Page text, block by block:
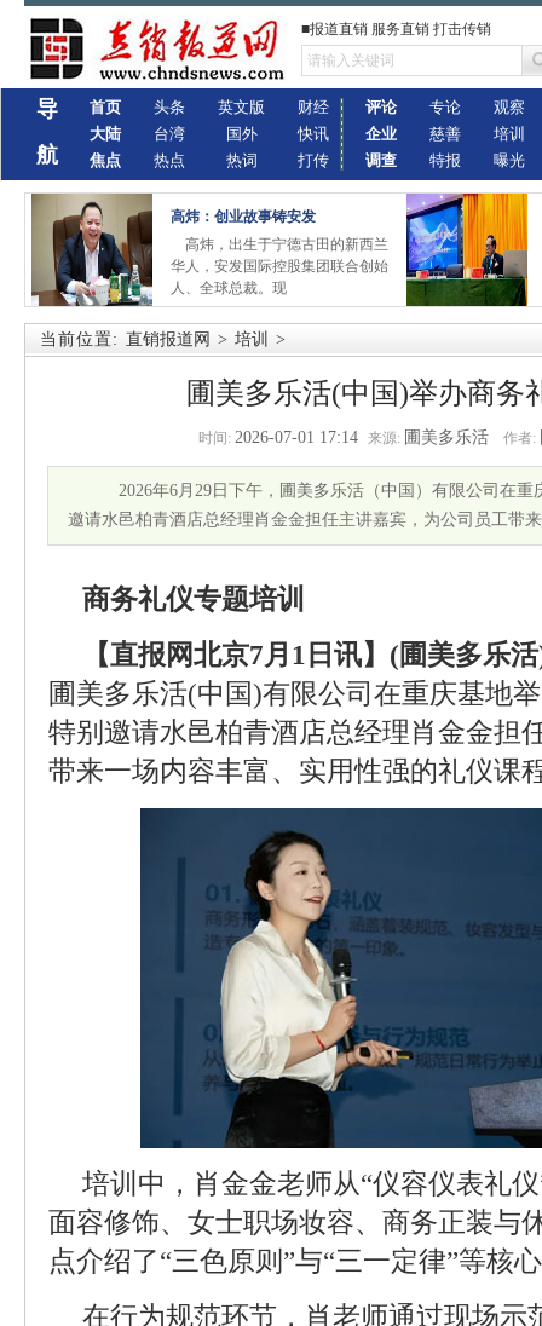
■报道直销 服务直销 打击传销
导
航
首页
大陆
焦点
头条
台湾
热点
英文版
国外
热词
财经
快讯
打传
评论
企业
调查
专论
慈善
特报
观察
培训
曝光
高炜：创业故事铸安发
高炜，出生于宁德古田的新西兰
华人，安发国际控股集团联合创始
人、全球总裁。现
当前位置: 直销报道网 > 培训 >
圃美多乐活(中国)举办商务
时间: 2026-07-01 17:14 来源: 圃美多乐活 作者:
2026年6月29日下午，圃美多乐活（中国）有限公司在重
邀请水邑柏青酒店总经理肖金金担任主讲嘉宾，为公司员工带
商务礼仪专题培训
【直报网北京7月1日讯】(圃美多乐
圃美多乐活(中国)有限公司在重庆基地
特别邀请水邑柏青酒店总经理肖金金担
带来一场内容丰富、实用性强的礼仪课
培训中，肖金金老师从“仪容仪表礼
面容修饰、女士职场妆容、商务正装与
点介绍了“三色原则”与“三一定律”等核
在行为规范环节，肖老师通过现场示